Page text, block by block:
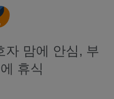
자 맘에 안심, 부
휴식